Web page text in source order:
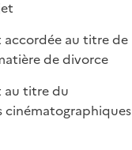
au titre de
de divorce
au titre du